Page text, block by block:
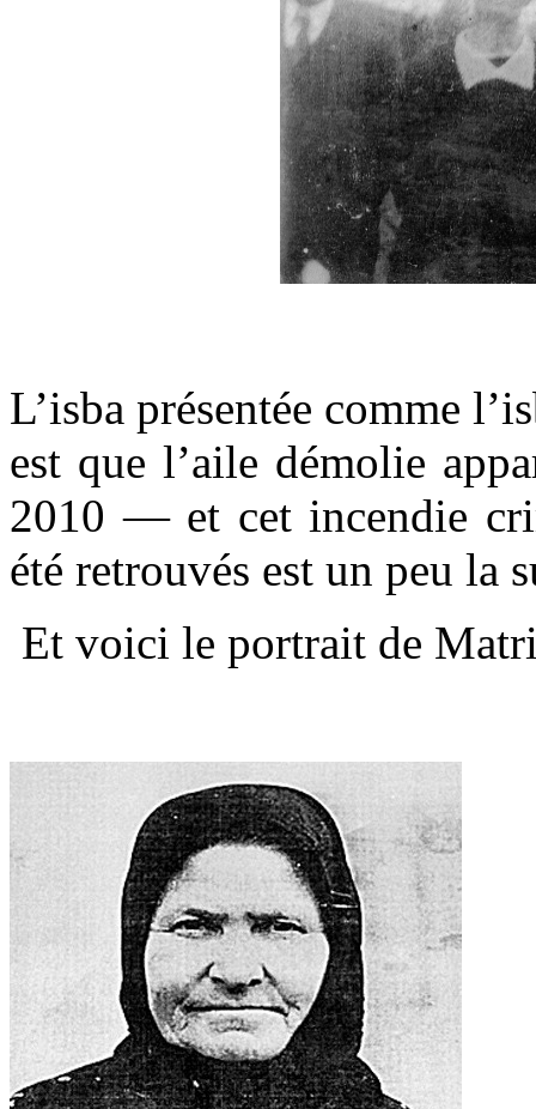
L’isba présentée comme
est que l’aile démolie
2010 — et cet incendie
été retrouvés est un peu
Et voici le portrait de